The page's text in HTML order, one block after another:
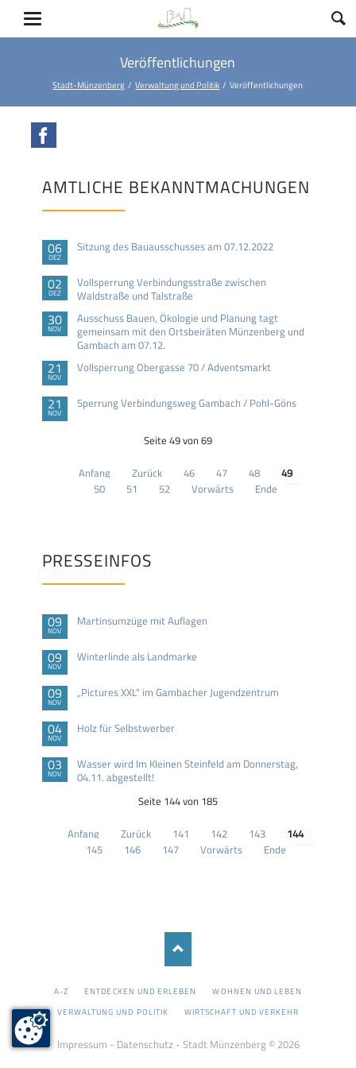
Veröffentlichungen
Stadt-Münzenberg Verwaltung und Politik Veröffentlichungen
AMTLICHE BEKANNTMACHUNGEN
06
DEZ
Sitzung des Bauausschusses am 07.12.2022
02
DEZ
Vollsperrung Verbindungsstraße zwischen
Waldstraße und Talstraße
30
NOV
Ausschuss Bauen, Ökologie und Planung tagt
gemeinsam mit den Ortsbeiräten Münzenberg und
Gambach am 07.12.
21
NOV
Vollsperrung Obergasse 70 / Adventsmarkt
21
NOV
Sperrung Verbindungsweg Gambach / Pohl-Göns
Seite 49 von 69
Anfang Zurück 46 47 48
49
50
51 52 Vorwärts Ende
PRESSEINFOS
09
NOV
Martinsumzüge mit Auflagen
09
NOV
Winterlinde als Landmarke
09
NOV
„Pictures XXL“ im Gambacher Jugendzentrum
04
NOV
Holz für Selbstwerber
03
NOV
Wasser wird Im Kleinen Steinfeld am Donnerstag,
04.11. abgestellt!
Seite 144 von 185
Anfang Zurück 141 142 143
144
145
146 147 Vorwärts Ende
NAVIGATION
A-Z ENTDECKEN UND ERLEBEN
WOHNEN UND LEBEN
VERWALTUNG UND POLITIK
WIRTSCHAFT UND VERKEHR
Impressum - Datenschutz- Stadt Münzenberg © 2026